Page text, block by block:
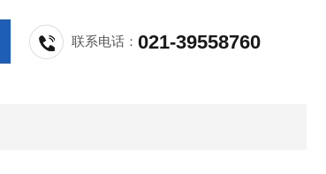
联系电话：021-39558760